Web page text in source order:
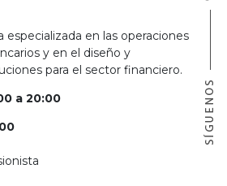
en las operaciones
y en el diseño y
para el sector financiero.
a 20:00